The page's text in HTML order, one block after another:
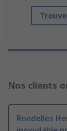
Nos clients
Rondelles